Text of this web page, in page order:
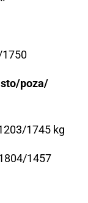
poza/
1745 kg
1457